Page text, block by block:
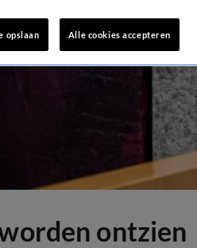
ontzien
opslaan Alle cookies accepteren